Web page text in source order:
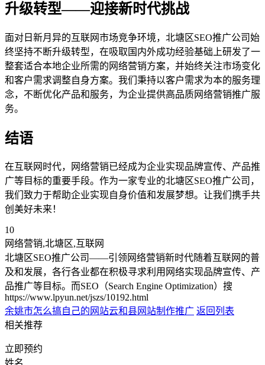
升级转型——迎接新时代挑战
面对日新月异的互联网市场竞争环境，北塘区SEO推广公司始
终坚持不断升级转型，在吸取国内外成功经验基础上研发了一
整套适合本地企业所需的网络营销方案，并始终关注市场变化
和客户需求调整自身方案。我们秉持以客户需求为本的服务理
念，不断优化产品和服务，为企业提供高品质网络营销推广服
务。
结语
在互联网时代，网络营销已经成为企业实现品牌宣传、产品推
广等目标的重要手段。作为一家专业的北塘区SEO推广公司，
我们致力于帮助企业实现自身价值和发展梦想。让我们携手共
创美好未来！
10
网络营销,北塘区,互联网
北塘区SEO推广公司——引领网络营销新时代随着互联网的普
及和发展，各行各业都在积极寻求利用网络实现品牌宣传、产
品推广等目标。而SEO（Search Engine Optimization）搜
https://www.lpyun.net/jszs/10192.html
余姚市怎么搞自己的网站云和县网站制作推广 返回列表
相关推荐
立即预约